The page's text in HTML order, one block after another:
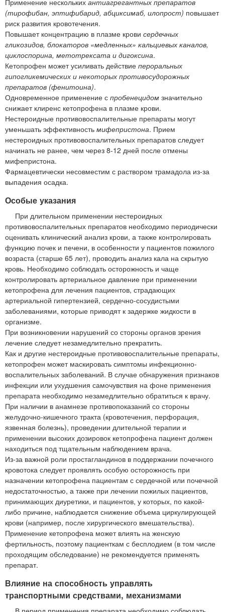
Применение нескольких антиагрегантных препаратов
(тирофибан, эптифибарид, абциксимаб, илопрост) повышает
риск развития кровотечения.
Повышает концентрацию в плазме крови сердечных
гликозидов, блокаторов «медленных» кальциевых каналов,
циклоспорина, метотрексата и дигоксина.
Кетопрофен может усиливать действие пероральных
гипогликемических и некоторых противосудорожных
препаратов (фенитоина).
Одновременное применение с пробенецидом значительно
снижает клиренс кетопрофена в плазме крови.
Нестероидные противовоспалительные препараты могут
уменьшать эффективность мифепристона. Прием
нестероидных противовоспалительных препаратов следует
начинать не ранее, чем через 8-12 дней после отмены
мифепристона.
Фармацевтически несовместим с раствором трамадола из-за
выпадения осадка.
Особые указания
При длительном применении нестероидных
противовоспалительных препаратов необходимо периодически
оценивать клинический анализ крови, а также контролировать
функцию почек и печени, в особенности у пациентов пожилого
возраста (старше 65 лет), проводить анализ кала на скрытую
кровь. Необходимо соблюдать осторожность и чаще
контролировать артериальное давление при применении
кетопрофена для лечения пациентов, страдающих
артериальной гипертензией, сердечно-сосудистыми
заболеваниями, которые приводят к задержке жидкости в
организме.
При возникновении нарушений со стороны органов зрения
лечение следует незамедлительно прекратить.
Как и другие нестероидные противовоспалительные препараты,
кетопрофен может маскировать симптомы инфекционно-
воспалительных заболеваний. В случае обнаружения признаков
инфекции или ухудшения самочувствия на фоне применения
препарата необходимо незамедлительно обратиться к врачу.
При наличии в анамнезе противопоказаний со стороны
желудочно-кишечного тракта (кровотечения, перфорация,
язвенная болезнь), проведении длительной терапии и
применении высоких дозировок кетопрофена пациент должен
находиться под тщательным наблюдением врача.
Из-за важной роли простагландинов в поддержании почечного
кровотока следует проявлять особую осторожность при
назначении кетопрофена пациентам с сердечной или почечной
недостаточностью, а также при лечении пожилых пациентов,
принимающих диуретики, и пациентов, у которых, по какой-
либо причине, наблюдается снижение объема циркулирующей
крови (например, после хирургического вмешательства).
Применение кетопрофена может влиять на женскую
фертильность, поэтому пациенткам с бесплодием (в том числе
проходящим обследование) не рекомендуется применять
препарат.
Влияние на способность управлять
транспортными средствами, механизмами